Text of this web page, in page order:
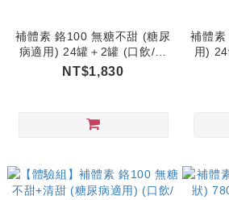
補體素 鉻100 無糖不甜 (糖尿
病適用) 24罐＋2罐 (口飲/管
灌適用)
NT$1,830
補體
用)